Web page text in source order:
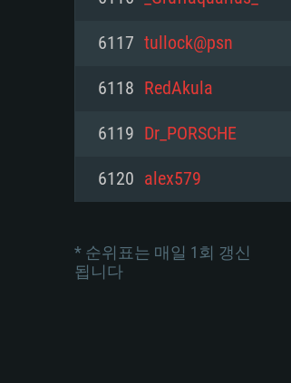
네트워크: 브로드밴드
여유 저장 공간: 22.1
의 AMD/Nvidia. 최소
네트워크: 브로드밴드
여유 저장 공간: 22.1
지원하는 AMD (6개
6117 tullock@psn
6118 RedAkula
6119 Dr_PORSCHE
6120 alex579
* 순위표는 매일 1회 갱신
됩니다